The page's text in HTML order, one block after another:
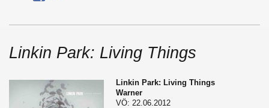
Linkin Park: Living Things
Linkin Park: Living Things
Warner
VÖ: 22.06.2012